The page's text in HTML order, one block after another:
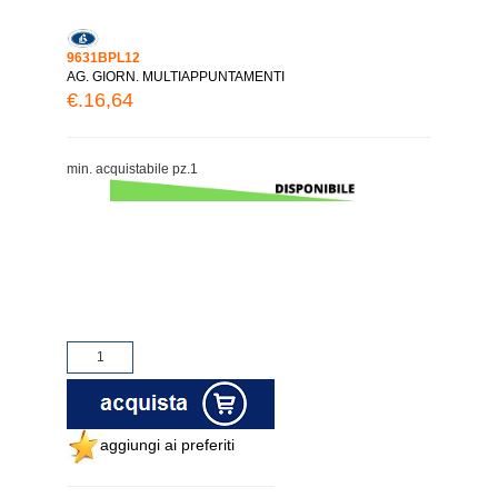
9631BPL12
AG. GIORN. MULTIAPPUNTAMENTI
€.16,64
min. acquistabile pz.1
aggiungi ai preferiti